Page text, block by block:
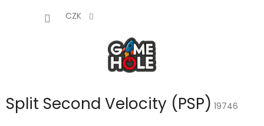
CZK
Split Second Velocity (PSP) 19746